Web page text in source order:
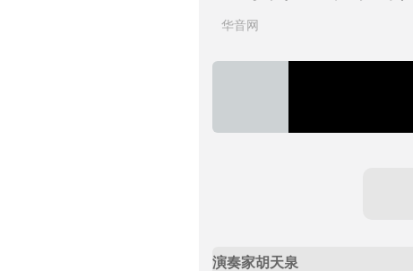
华音网
演奏家胡天泉